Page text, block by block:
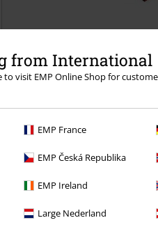
from International
to visit EMP Online Shop for
EMP France
EMP Česká Republika
EMP Ireland
Large Nederland
Kč 2.989,00
Standard